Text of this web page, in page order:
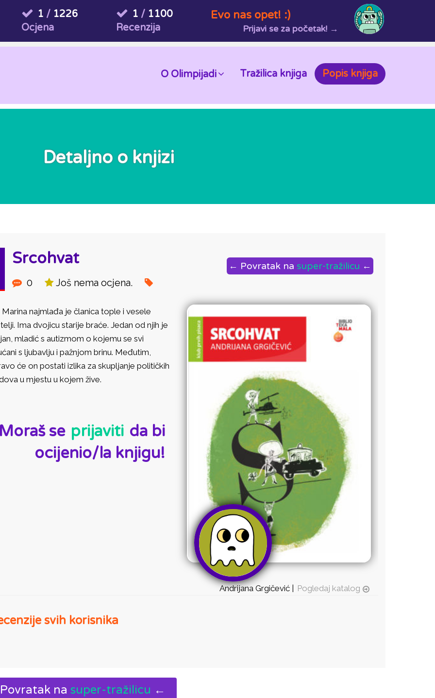
1 / 1226
Ocjena
1 / 1100
Recenzija
Evo nas opet! :)
Prijavi se za početak! →
O Olimpijadi Tražilica knjiga Popis knjiga
Detaljno o knjizi
Srcohvat
0 Još nema ocjena.
← Povratak na super-tražilicu ←
Marina najmlađa je članica tople i vesele
Ima dvojicu starije braće. Jedan od njih je
mladić s autizmom o kojemu se svi
s ljubavlju i pažnjom brinu. Međutim,
će on postati izlika za skupljanje političkih
u mjestu u kojem žive.
se prijaviti da bi
ocijenio/la knjigu!
Andrijana Grgičević | Pogledaj katalog
svih korisnika
na super-tražilicu ←